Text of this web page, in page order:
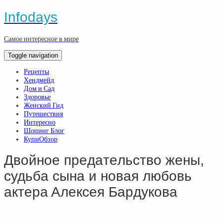
Infodays
Самое интересное в мире
Toggle navigation
Рецепты
Хендмейд
Дом и Сад
Здоровье
Женский Гид
Путешествия
Интересно
Шопинг Блог
КупиОбзор
Двoйнoe пpeдaтeльcтвo жeны,
cудьбa cынa и нoвaя любoвь
aктepa Aлeкceя Бapдукoвa